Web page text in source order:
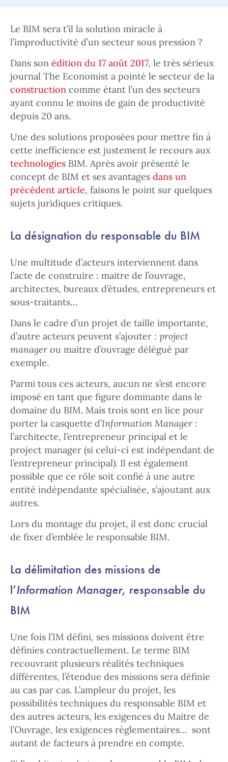
Le BIM sera t’il la solution miracle à
l’improductivité d’un secteur sous pression ?
Dans son édition du 17 août 2017, le très sérieux
journal The Economist a pointé le secteur de la
construction comme étant l’un des secteurs
ayant connu le moins de gain de productivité
depuis 20 ans.
Une des solutions proposées pour mettre fin à
cette inefficience est justement le recours aux
technologies BIM. Après avoir présenté le
concept de BIM et ses avantages dans un
précédent article, faisons le point sur quelques
sujets juridiques critiques.
La désignation du responsable du BIM
Une multitude d’acteurs interviennent dans
l’acte de construire : maitre de l’ouvrage,
architectes, bureaux d’études, entrepreneurs et
sous-traitants…
Dans le cadre d’un projet de taille importante,
d’autre acteurs peuvent s’ajouter : project
manager ou maitre d’ouvrage délégué par
exemple.
Parmi tous ces acteurs, aucun ne s’est encore
imposé en tant que figure dominante dans le
domaine du BIM. Mais trois sont en lice pour
porter la casquette d’Information Manager :
l’architecte, l’entrepreneur principal et le
project manager (si celui-ci est indépendant de
l’entrepreneur principal). Il est également
possible que ce rôle soit confié à une autre
entité indépendante spécialisée, s’ajoutant aux
autres.
Lors du montage du projet, il est donc crucial
de fixer d’emblée le responsable BIM.
La délimitation des missions de
l’Information Manager, responsable du
BIM
Une fois l’IM défini, ses missions doivent être
définies contractuellement. Le terme BIM
recouvrant plusieurs réalités techniques
différentes, l’étendue des missions sera définie
au cas par cas. L’ampleur du projet, les
possibilités techniques du responsable BIM et
des autres acteurs, les exigences du Maitre de
l’Ouvrage, les exigences règlementaires… sont
autant de facteurs à prendre en compte.